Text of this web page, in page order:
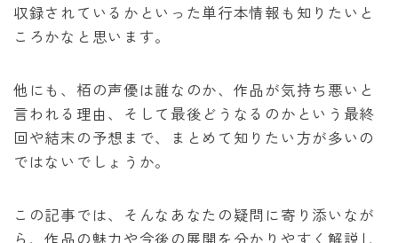
薬屋のひとりごと
俺だけレベルアップな件
泣いてみろ、乞うてもいい
収録されているかといった単行本情報も知りたいと
ころかなと思います。
他にも、栢の声優は誰なのか、作品が気持ち悪いと
言われる理由、そして最後どうなるのかという最終
回や結末の予想まで、まとめて知りたい方が多いの
ではないでしょうか。
この記事では、そんなあなたの疑問に寄り添いなが
ら、作品の魅力や今後の展開を分かりやすく解説し